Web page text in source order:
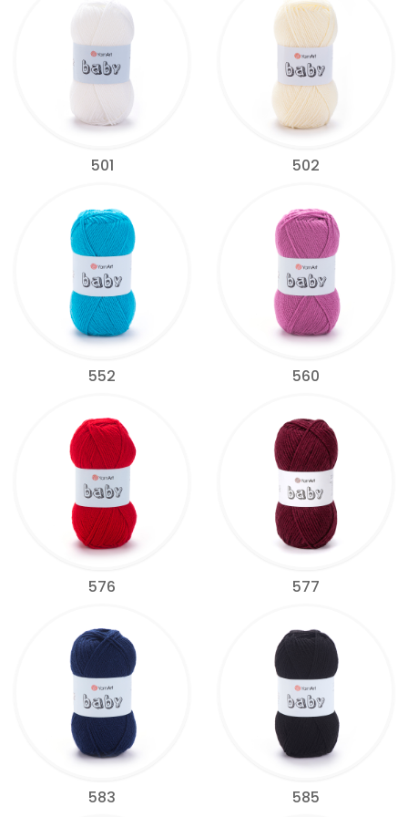
501 502
552 560
576 577
583 585